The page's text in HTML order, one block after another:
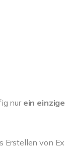
nur ein
Erstellen von